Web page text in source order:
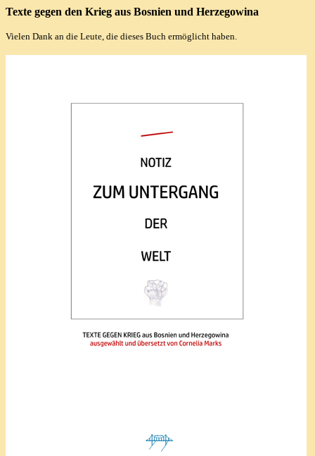
Texte gegen den Krieg aus Bosnien und Herzegowina
Vielen Dank an die Leute, die dieses Buch ermöglicht haben.